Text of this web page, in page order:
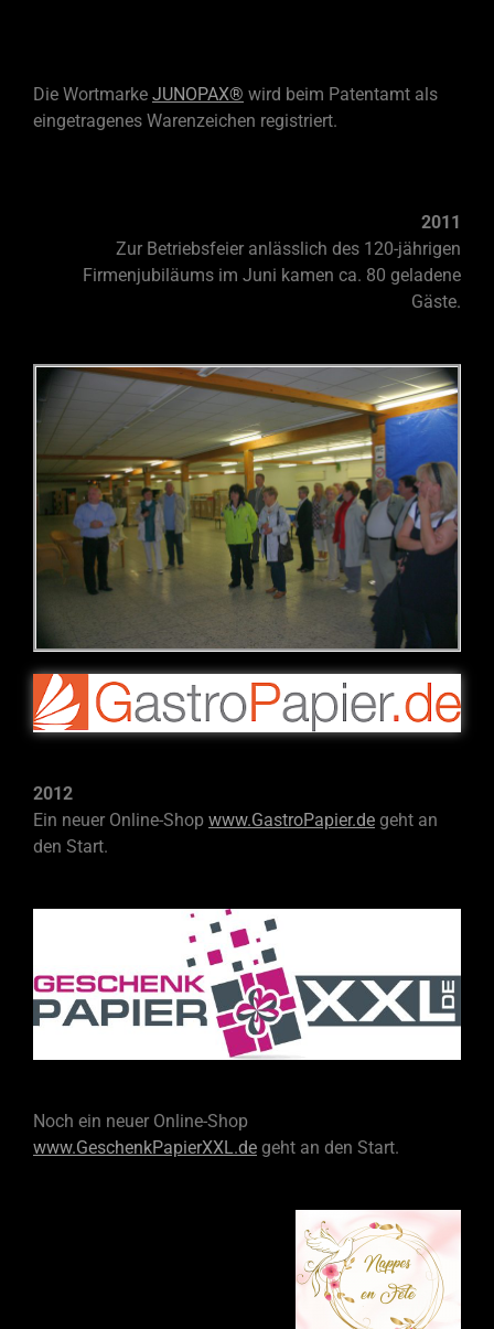
Die Wortmarke JUNOPAX® wird beim Patentamt als
eingetragenes Warenzeichen registriert.
2011
Zur Betriebsfeier anlässlich des 120-jährigen
Firmenjubiläums im Juni kamen ca. 80 geladene
Gäste.
2012
Ein neuer Online-Shop www.GastroPapier.de geht an
den Start.
Noch ein neuer Online-Shop
www.GeschenkPapierXXL.de geht an den Start.